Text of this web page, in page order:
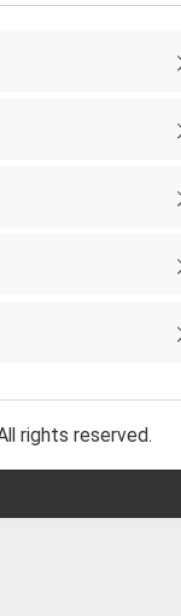
rights reserved.